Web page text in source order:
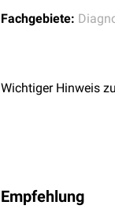
Fachgebiete:
Wichtiger Hinweis
Empfehlung